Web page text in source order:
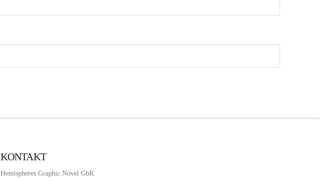
KONTAKT
Hemispheres Graphic Novel GbR